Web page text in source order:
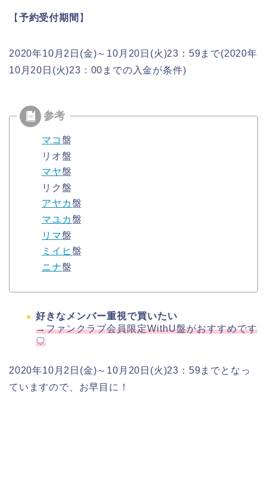
【 予約受付期間 】
2020年10月2日(金)～10月20日(火)23：59まで(2020年
10月20日(火)23：00までの入金が条件)
マコ 盤
リオ盤
マヤ盤
リク盤
アヤカ盤
マユカ盤
リマ盤
ミイヒ 盤
ニナ盤
好きなメンバー重視で買いたい
→ファンクラブ会員限定WithU盤がおすすめです
♡
2020年10月2日(金)～10月20日(火)23：59までとなっ
ていますので、お早目に！